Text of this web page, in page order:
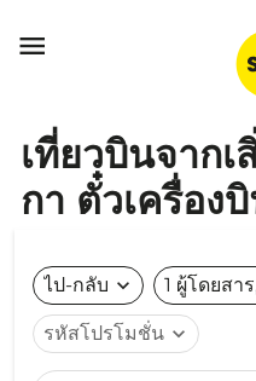

เที่ยวบินจาก
กา ตั๋วเครื่อง
ไป-กลับ expand_more 1 ผู้โดยสา
รหัสโปรโมชั่น expand_more